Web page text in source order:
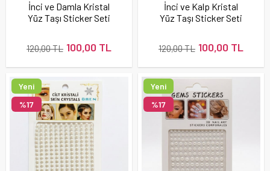
İnci ve Damla Kristal
Yüz Taşı Sticker Seti
100,00 TL
120,00 TL
İnci ve Kalp Kristal
Yüz Taşı Sticker Seti
100,00 TL
120,00 TL
Yeni
Ürün
%17
Yeni
Ürün
%17